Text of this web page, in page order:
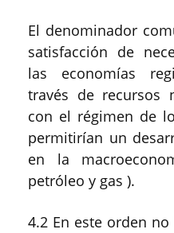
El denominador
satisfacción de
las economías
través de recursos
con el régimen de
permitirían un
en la
petróleo y gas ).
4.2 En este orden